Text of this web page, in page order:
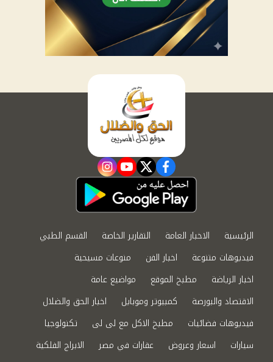
facebook
twitter
youtube
instagram
الرئيسية الاخبار العامة التقارير الخاصة
القسم الطبي
فيديوهات متنوعة
اخبار الفن
منوعات مسيحية
اخبار الرياضة
مطبخ الموقع
مواضيع عامة
الاقتصاد والبورصة
كمبيوتر وموبايل
اخبار الحق والضلال
فيديوهات فضائيات
مطبخ الاكل مع لى لى
تكنولوجيا
سيارات
اسعار وعروض عقارات في مصر
الابراج الفلكية